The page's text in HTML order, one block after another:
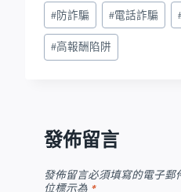
#防詐騙 #電話詐騙
#高報酬陷阱
發佈留言
發佈留言必須填寫的電子郵
位標示為 *